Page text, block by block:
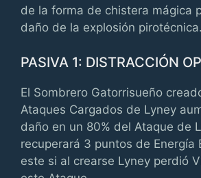
de la forma de chistera mágica
daño de la explosión pirotécnica.
PASIVA 1: DISTRACCIÓN
El Sombrero Gatorrisueño
Ataques Cargados de Lyney
daño en un 80% del Ataque de
recuperará 3 puntos de Energía
este si al crearse Lyney perdió